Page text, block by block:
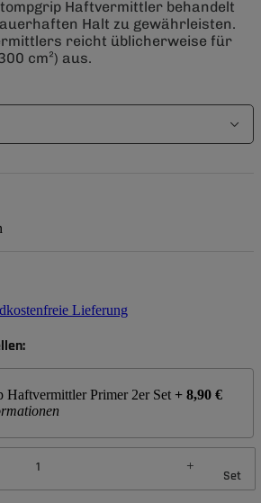
Haftvermittler behandelt
Halt zu gewährleisten.
reicht üblicherweise für
cm²) aus.
Lieferung
Haftvermittler Primer 2er Set + 8,90 €
Set